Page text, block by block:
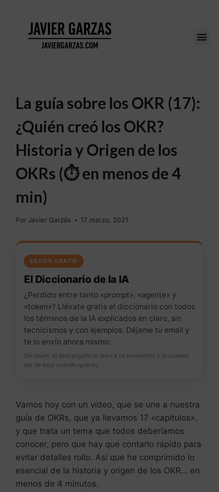
La guía sobre los OKR (17):
¿Quién creó los OKR?
Historia y Origen de los
OKRs (⏱ en menos de 4
min)
Por Javier Garzás 17 marzo, 2021
EBOOK GRATIS
El Diccionario de la IA
¿Perdido entre tanto «prompt», «agente» y
«token»? Llévate gratis el diccionario con todos
los términos de la IA explicados en claro, sin
tecnicismos y con ejemplos. Déjame tu email y
te lo envío ahora mismo:
Sin spam. Al descargarlo te unes a mi newsletter y te puedes
dar de baja cuando quieras.
Vamos hoy con un vídeo, que se une a nuestra
guía de OKRs, que ya llevamos 17 «capítulos»,
y que trata un tema que todos deberíamos
conocer, pero que hay que contarlo rápido para
evitar detalles rollo. Así que he comprimido lo
esencial de la historia y origen de los OKR… en
menos de 4 minutos.